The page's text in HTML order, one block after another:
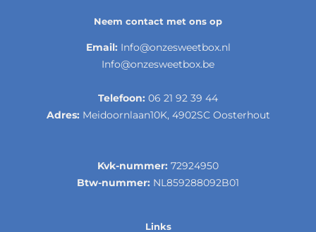
Neem contact met ons op
Email: Info@onzesweetbox.nl
Info@onzesweetbox.be
Telefoon: 06 21 92 39 44
Adres: Meidoornlaan10K, 4902SC Oosterhout
Kvk-nummer: 72924950
Btw-nummer: NL859288092B01
Links